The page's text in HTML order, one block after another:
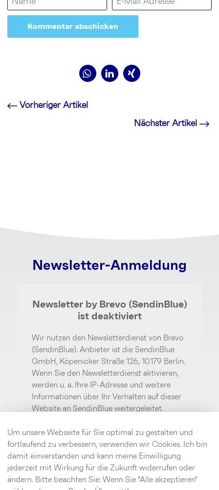
Vorheriger Artikel
Nächster Artikel
Newsletter-Anmeldung
Newsletter by Brevo (SendinBlue)
ist deaktiviert
Wir nutzen den Newsletterdienst von Brevo
(SendinBlue). Anbieter ist die SendinBlue
GmbH, Köpenicker Straße 126, 10179 Berlin.
Wenn Sie den Newsletterdienst aktivieren,
werden u. a. Ihre IP-Adresse und weitere
Informationen über Ihr Verhalten auf dieser
Website an SendinBlue weitergeleitet.
Umständen Cookies in Ihrem Browser oder
setzt vergleichbare
Wiedererkennungstechnologien ein. Weitere
Informationen finden Sie im Bereich
Datenschutz.
Um unsere Webseite für Sie optimal zu gestalten und
fortlaufend zu verbessern, verwenden wir Cookies. Ich bin
damit einverstanden und kann meine Einwilligung
jederzeit mit Wirkung für die Zukunft widerrufen oder
ändern. Bitte beachten Sie: Wenn Sie "Alle akzeptieren"